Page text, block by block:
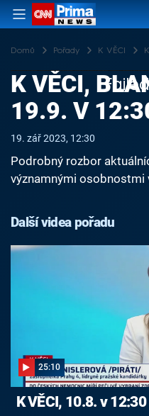
Domů Pořady K VĚCI
K VĚCI,
19.9. V
19. zář 2023, 12:30
Podrobný rozbor
významnými osobnostmi
Další videa pořadu
25:10
K VĚCI, 10.8. v